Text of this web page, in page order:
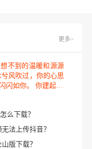
更多>
不到的温暖和源源
风吹过，你的心思
闪如你。 你建起…
么下载？
法上传抖音？
版下载？